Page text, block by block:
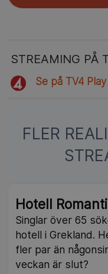
STREAMING PÅ
Se på TV4
FLER
Hotell
Singlar över 65
hotell i Grekland.
fler par än
veckan är slut?